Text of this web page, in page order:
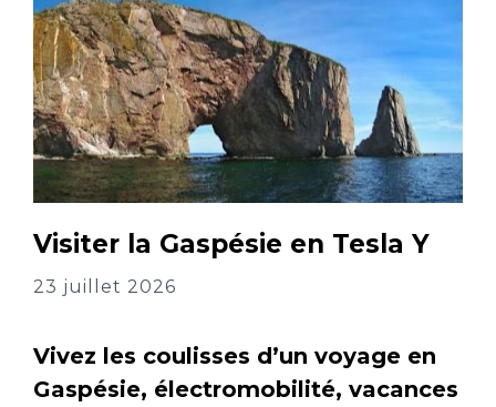
Visiter la Gaspésie en Tesla Y
23 juillet 2026
Vivez les coulisses d’un voyage en
Gaspésie, électromobilité, vacances